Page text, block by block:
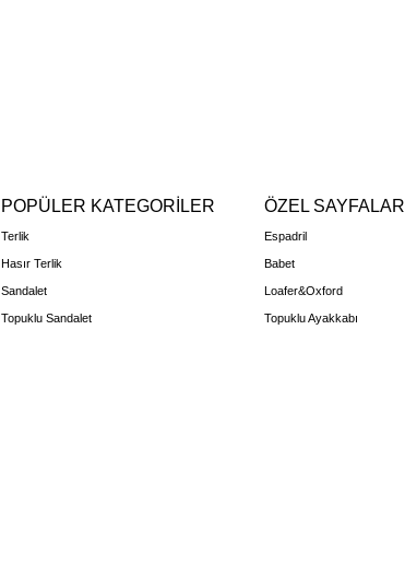
POPÜLER KATEGORİLER
Terlik
Hasır Terlik
Sandalet
Topuklu Sandalet
ÖZEL SAYFALAR
Espadril
Babet
Loafer&Oxford
Topuklu Ayakkabı